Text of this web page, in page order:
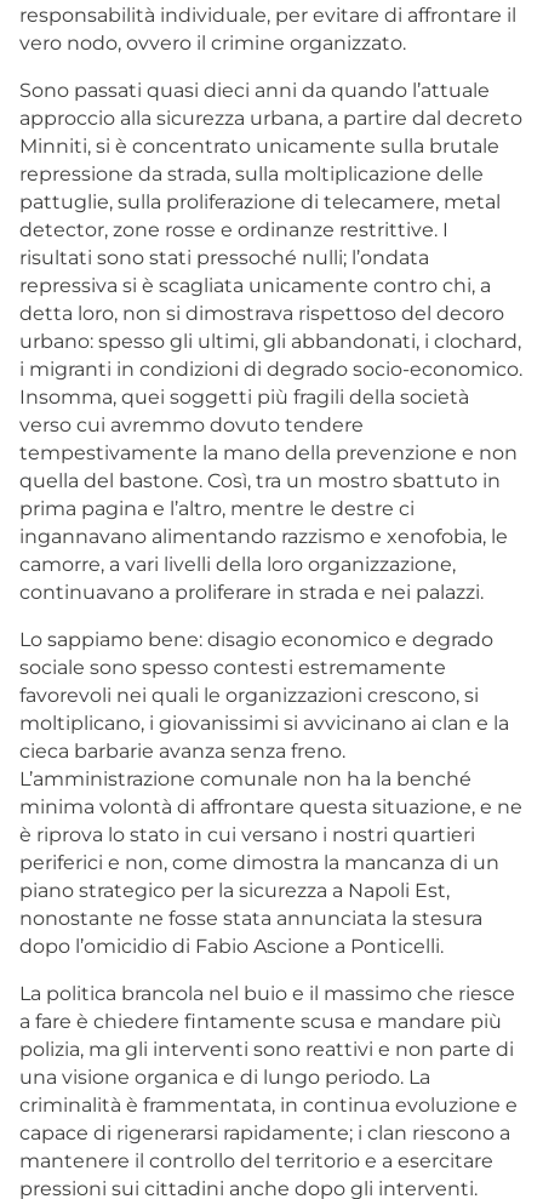
responsabilità individuale, per evitare di affrontare il
vero nodo, ovvero il crimine organizzato.
Sono passati quasi dieci anni da quando l’attuale
approccio alla sicurezza urbana, a partire dal decreto
Minniti, si è concentrato unicamente sulla brutale
repressione da strada, sulla moltiplicazione delle
pattuglie, sulla proliferazione di telecamere, metal
detector, zone rosse e ordinanze restrittive. I
risultati sono stati pressoché nulli; l’ondata
repressiva si è scagliata unicamente contro chi, a
detta loro, non si dimostrava rispettoso del decoro
urbano: spesso gli ultimi, gli abbandonati, i clochard,
i migranti in condizioni di degrado socio-economico.
Insomma, quei soggetti più fragili della società
verso cui avremmo dovuto tendere
tempestivamente la mano della prevenzione e non
quella del bastone. Così, tra un mostro sbattuto in
prima pagina e l’altro, mentre le destre ci
ingannavano alimentando razzismo e xenofobia, le
camorre, a vari livelli della loro organizzazione,
continuavano a proliferare in strada e nei palazzi.
Lo sappiamo bene: disagio economico e degrado
sociale sono spesso contesti estremamente
favorevoli nei quali le organizzazioni crescono, si
moltiplicano, i giovanissimi si avvicinano ai clan e la
cieca barbarie avanza senza freno.
L’amministrazione comunale non ha la benché
minima volontà di affrontare questa situazione, e ne
è riprova lo stato in cui versano i nostri quartieri
periferici e non, come dimostra la mancanza di un
piano strategico per la sicurezza a Napoli Est,
nonostante ne fosse stata annunciata la stesura
dopo l’omicidio di Fabio Ascione a Ponticelli.
La politica brancola nel buio e il massimo che riesce
a fare è chiedere fintamente scusa e mandare più
polizia, ma gli interventi sono reattivi e non parte di
una visione organica e di lungo periodo. La
criminalità è frammentata, in continua evoluzione e
capace di rigenerarsi rapidamente; i clan riescono a
mantenere il controllo del territorio e a esercitare
pressioni sui cittadini anche dopo gli interventi.